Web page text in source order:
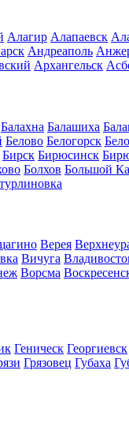
Алагир Алапаевск
Андреаполь
Архангельск
Балахна Балашиха
Белово Белогорск
Бирск Бирюсинск
Болхов Большой
Верея
Вичуга
Ворсма
Геническ Георгиевск
Грязовец Губаха